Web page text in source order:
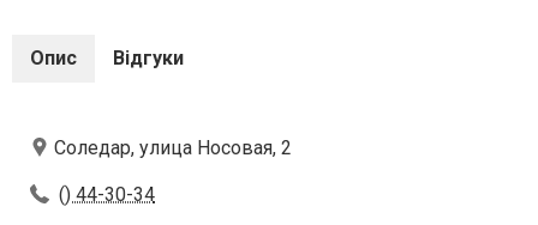
Опис Відгуки
Соледар, улица Носовая, 2
() 44-30-34